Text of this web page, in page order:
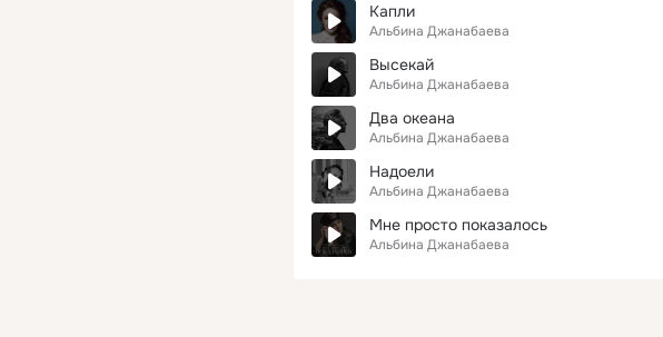
Капли
Альбина Джанабаева
Высекай
Альбина Джанабаева
Два океана
Альбина Джанабаева
Надоели
Альбина Джанабаева
Мне просто показалось
Альбина Джанабаева